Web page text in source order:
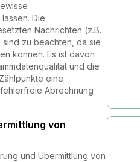
Die
Nachrichten (z.B.
sind zu beachten, da sie
können. Es ist davon
und die
eine
Abrechnung
von
und Übermittlung von